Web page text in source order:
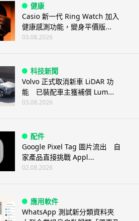
健康
Casio 新一代 Ring Watch 加入
健康感測功能，變身平價版...
03.08.2026
科技新聞
Volvo 正式取消新車 LiDAR 功
能 已裝配車主獲補償 Lum...
03.08.2026
配件
Google Pixel Tag 圖片流出 自
家產品直接挑戰 Appl...
02.08.2026
應用軟件
WhatsApp 測試新分類資料夾